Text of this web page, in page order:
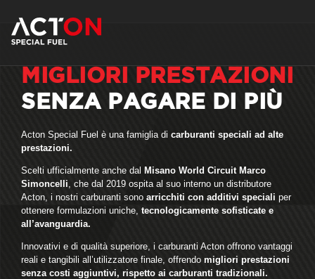
MIGLIORI PRESTAZIONI
SENZA PAGARE DI PIÙ
Acton Special Fuel è una famiglia di carburanti speciali ad alte
prestazioni.
Scelti ufficialmente anche dal Misano World Circuit Marco
Simoncelli, che dal 2019 ospita al suo interno un distributore
Acton, i nostri carburanti sono arricchiti con additivi speciali per
ottenere formulazioni uniche, tecnologicamente sofisticate e
all’avanguardia.
Innovativi e di qualità superiore, i carburanti Acton offrono vantaggi
reali e tangibili all’utilizzatore finale, offrendo migliori prestazioni
senza costi aggiuntivi, rispetto ai carburanti tradizionali.